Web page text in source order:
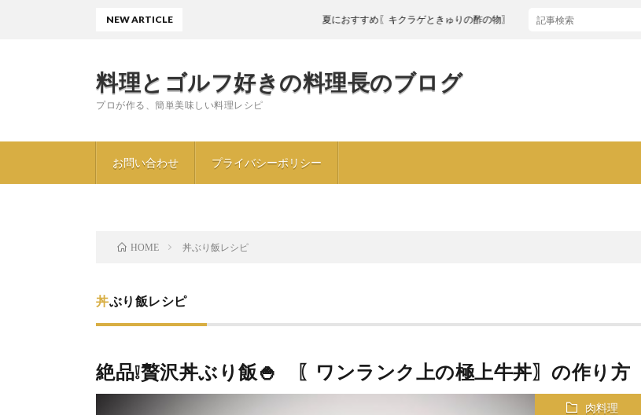
料理とゴルフ好きの料理長のブログ
プロが作る、簡単美味しい料理レシピ
お問い合わせ プライバシーポリシー
NEW ARTICLE 夏におすすめ〖キクラゲときゅりの酢の物〗
HOME 丼ぶり飯レシピ
丼ぶり飯レシピ
絶品❕贅沢丼ぶり飯🍚 〖ワンランク上の極上牛丼〗の作り方
肉料理